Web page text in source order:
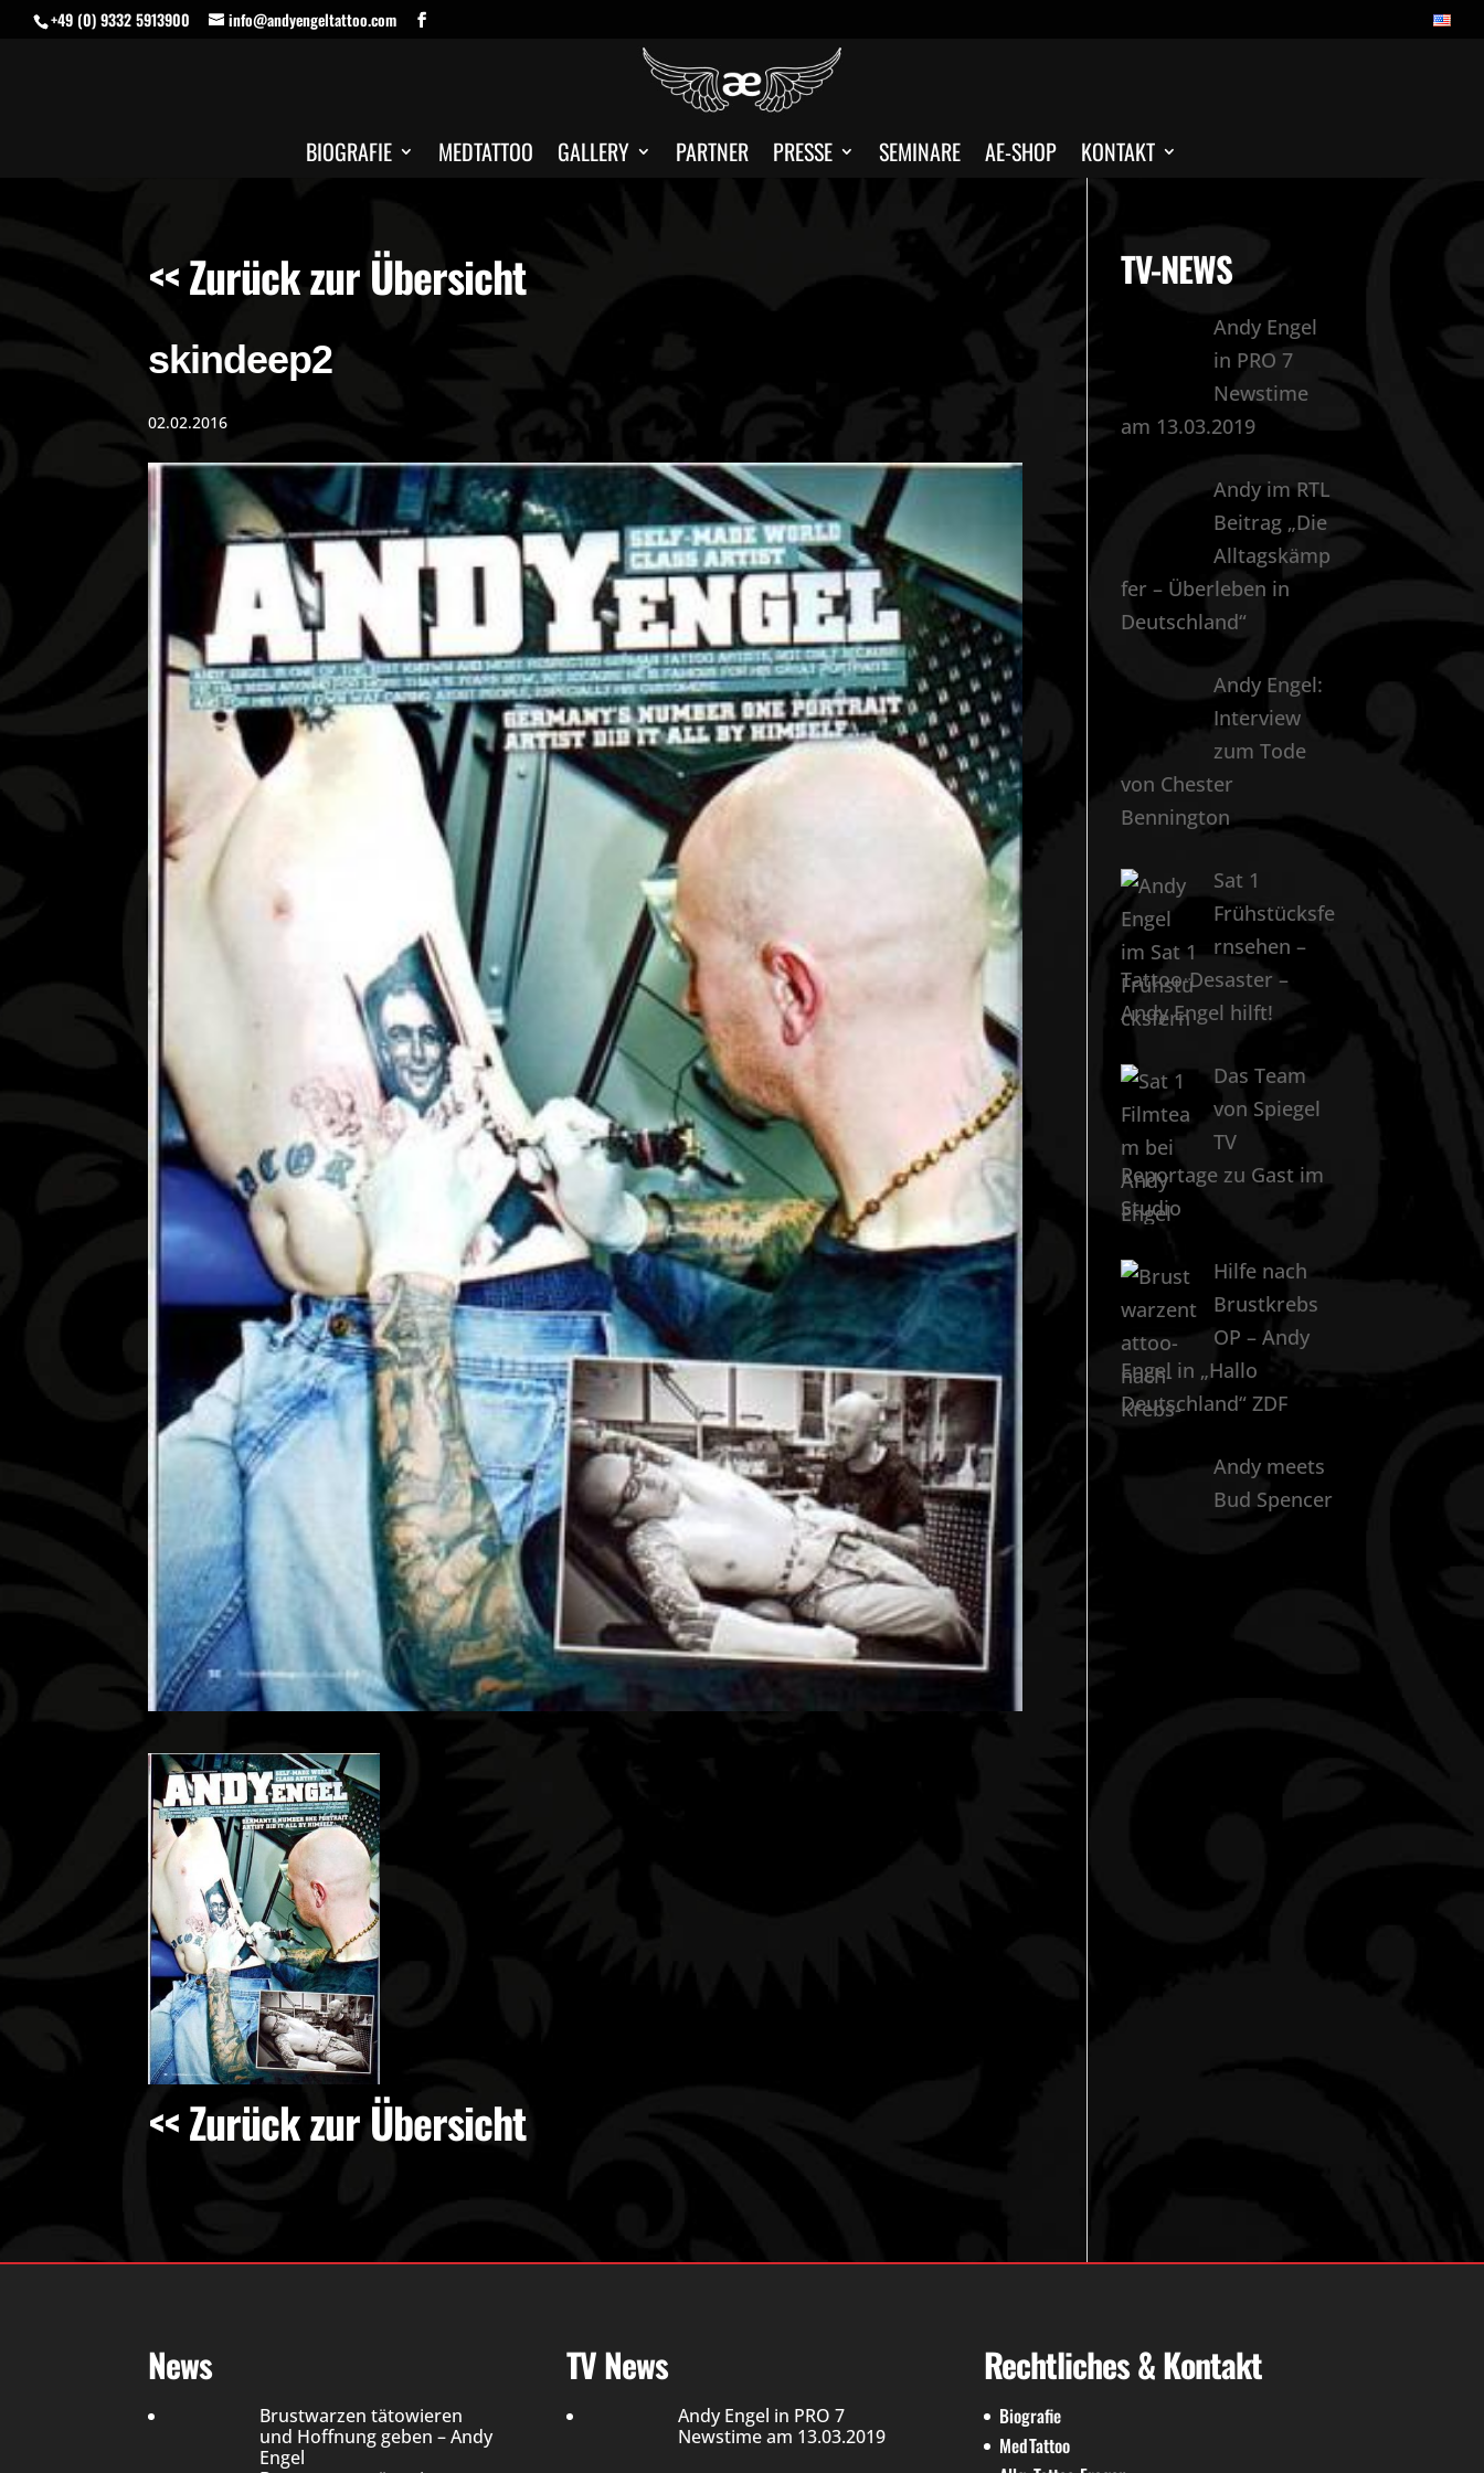
+49 (0) 9332 5913900 info@andyengeltattoo.com
BIOGRAFIE MEDTATTOO GALLERY PARTNER PRESSE SEMINARE AE-SHOP KONTAKT
<< Zurück zur Übersicht
skindeep2
02.02.2016
<< Zurück zur Übersicht
TV-NEWS
Andy Engel
in PRO 7
Newstime
am 13.03.2019
Andy im RTL
Beitrag „Die
Alltagskämp
fer – Überleben in
Deutschland“
Andy Engel:
Interview
zum Tode
von Chester
Bennington
Sat 1
Frühstücksfe
rnsehen –
Tattoo-Desaster –
Andy Engel hilft!
Das Team
von Spiegel
TV
Reportage zu Gast im
Studio
Hilfe nach
Brustkrebs
OP – Andy
Engel in „Hallo
Deutschland“ ZDF
Andy meets
Bud Spencer
News
Brustwarzen tätowieren
und Hoffnung geben – Andy
Engel
TV News
Andy Engel in PRO 7
Newstime am 13.03.2019
Rechtliches & Kontakt
Biografie
MedTattoo